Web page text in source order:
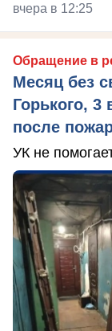
вчера в 12:25
Обращение в
Месяц без
Горького,
после
УК не